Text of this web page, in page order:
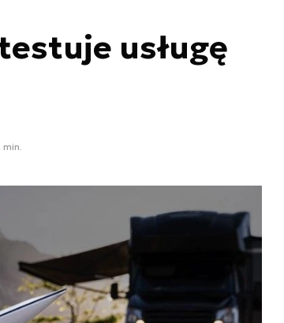
usługę